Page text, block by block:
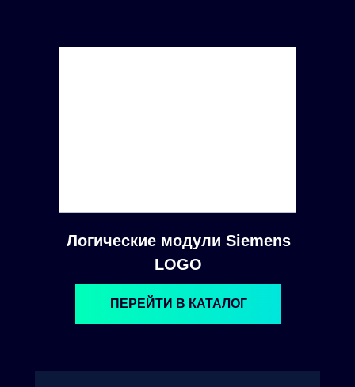
Логические модули Siemens
LOGO
ПЕРЕЙТИ В КАТАЛОГ